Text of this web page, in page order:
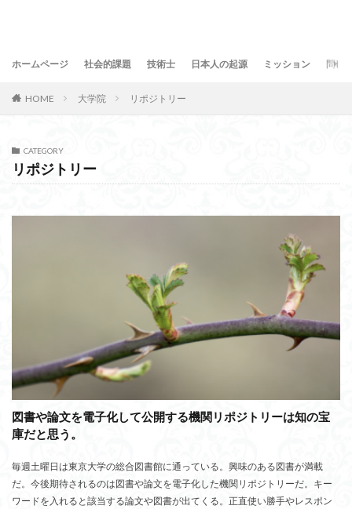
ホームページ 社会的課題 技術士 日本人の起源 ミッション 問合
HOME 大学院 リポジトリー
CATEGORY
リポジトリー
図書や論文を電子化して公開する機関リポジトリーは知の宝
庫だと思う。
毎週土曜日は東京大学の総合図書館に通っている。興味のある図書が満載
だ。今後期待されるのは図書や論文を電子化した機関リポジトリーだ。キー
ワードを入れると該当する論文や図書が出てくる。正直使い勝手やレスポン